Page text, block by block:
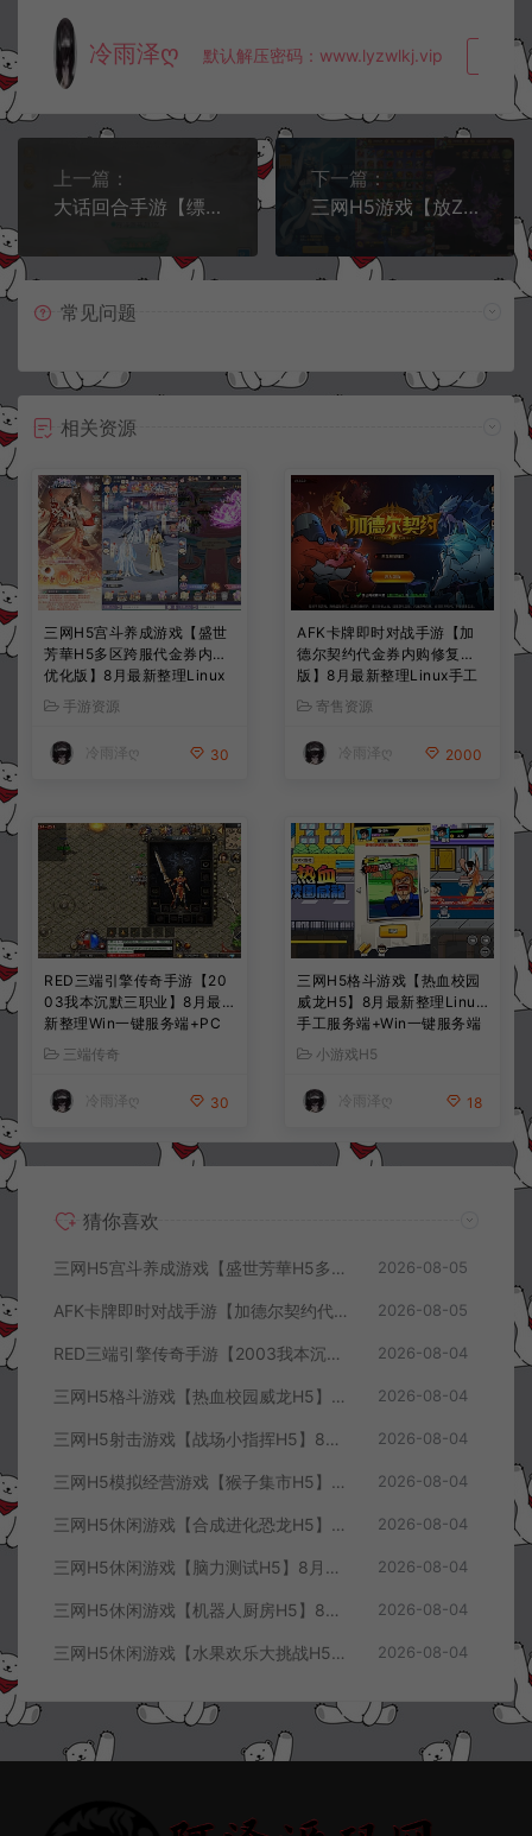
冷雨泽ღ 默认解压密码：www.lyzwlkj.vip 复
上一篇：
大话回合手游【缥缈西游六阶紫色飞升完整版】6月最新整理Linux手工服务端+管理后台+CDK授权后台+安卓+详细搭建教程+视频教程
下一篇：
三网H5游戏【放ZF神H5超变多区跨服内购版】6月最新整理Linux手工服务端+打包工具+管理后台+CDK授权后台+安卓+详细搭建教程+视频教程
常见问题
相关资源
三网H5宫斗养成游戏【盛世
芳華H5多区跨服代金券内购
优化版】8月最新整理Linux
手工服务端+CDK授权后台
+全资源安卓+详细搭建教程
+视频教程
手游资源
冷雨泽ღ 30
AFK卡牌即时对战手游【加
德尔契约代金券内购修复
版】8月最新整理Linux手工
服务端+前后端全套源码+CD
K授权后台+安卓苹果双端
+详细搭建教程+视频教程
寄售资源
冷雨泽ღ 2000
RED三端引擎传奇手游【20
03我本沉默三职业】8月最
新整理Win一键服务端+PC
安卓+详细搭建教程
三端传奇
冷雨泽ღ 30
三网H5格斗游戏【热血校园
威龙H5】8月最新整理Linux
手工服务端+Win一键服务端
+解压即玩+简易安卓客户端
+详细搭建教程
小游戏H5
冷雨泽ღ 18
猜你喜欢
三网H5宫斗养成游戏【盛世芳華H5多区跨服代金券内购优化版】8月最新整理Linux手工服务端+CDK授权后台+全资源安卓+详细搭建教程+视频教程 2026-08-05
AFK卡牌即时对战手游【加德尔契约代金券内购修复版】8月最新整理Linux手工服务端+前后端全套源码+CDK授权后台+安卓苹果双端+详细搭建教程+视频教程 2026-08-05
RED三端引擎传奇手游【2003我本沉默三职业】8月最新整理Win一键服务端+PC安卓+详细搭建教程 2026-08-04
三网H5格斗游戏【热血校园威龙H5】8月最新整理Linux手工服务端+Win一键服务端+解压即玩+简易安卓客户端+详细搭建教程 2026-08-04
三网H5射击游戏【战场小指挥H5】8月最新整理Linux手工服务端+Win一键服务端+解压即玩+简易安卓客户端+详细搭建教程 2026-08-04
三网H5模拟经营游戏【猴子集市H5】8月最新整理Linux手工服务端+Win一键服务端+解压即玩+简易安卓客户端+详细搭建教程 2026-08-04
三网H5休闲游戏【合成进化恐龙H5】8月最新整理Linux手工服务端+Win一键服务端+解压即玩+简易安卓客户端+详细搭建教程 2026-08-04
三网H5休闲游戏【脑力测试H5】8月最新整理Linux手工服务端+Win一键服务端+解压即玩+简易安卓客户端+详细搭建教程 2026-08-04
三网H5休闲游戏【机器人厨房H5】8月最新整理Linux手工服务端+Win一键服务端+解压即玩+简易安卓客户端+详细搭建教程 2026-08-04
三网H5休闲游戏【水果欢乐大挑战H5】8月最新整理Linux手工服务端+Win一键服务端+解压即玩+简易安卓客户端+详细搭建教程 2026-08-04